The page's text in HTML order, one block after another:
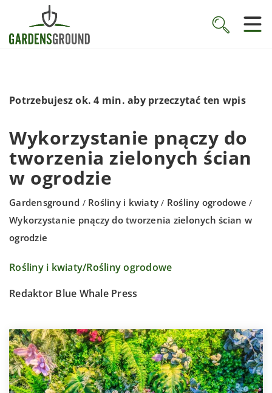
Potrzebujesz ok. 4 min. aby przeczytać ten wpis
Wykorzystanie pnączy do
tworzenia zielonych ścian
w ogrodzie
Gardensground / Rośliny i kwiaty / Rośliny ogrodowe /
Wykorzystanie pnączy do tworzenia zielonych ścian w
ogrodzie
Rośliny i kwiaty/Rośliny ogrodowe
Redaktor Blue Whale Press